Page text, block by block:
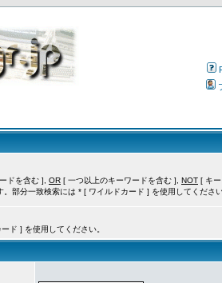
ドを含む ], OR [ 一つ以上のキーワードを含む ], NOT [ キ
。部分一致検索には * [ ワイルドカード ] を使用してくださ
ド ] を使用してください。